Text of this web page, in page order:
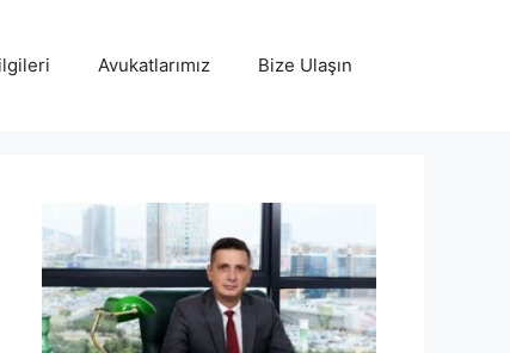
Avukatlarımız Bize Ulaşın